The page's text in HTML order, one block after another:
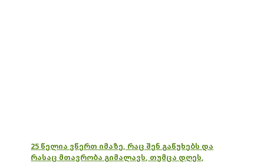
25 წელია ვწერთ იმაზე, რაც შენ გაწუხებს და
რასაც მთავრობა გიმალავს, თუმცა დღეს,